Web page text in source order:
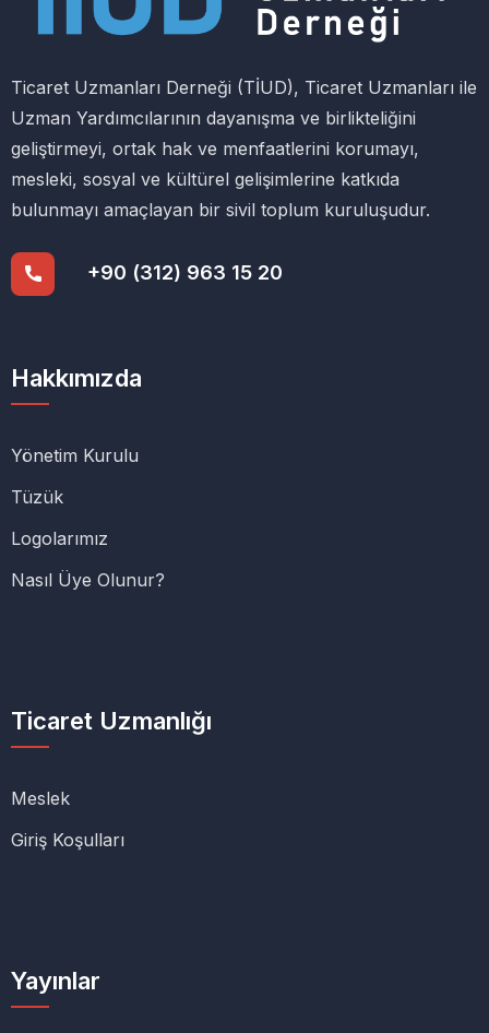
Ticaret Uzmanları Derneği (TİUD), Ticaret Uzmanları ile
Uzman Yardımcılarının dayanışma ve birlikteliğini
geliştirmeyi, ortak hak ve menfaatlerini korumayı,
mesleki, sosyal ve kültürel gelişimlerine katkıda
bulunmayı amaçlayan bir sivil toplum kuruluşudur.
+90 (312) 963 15 20
Hakkımızda
Yönetim Kurulu
Tüzük
Logolarımız
Nasıl Üye Olunur?
Ticaret Uzmanlığı
Meslek
Giriş Koşulları
Yayınlar